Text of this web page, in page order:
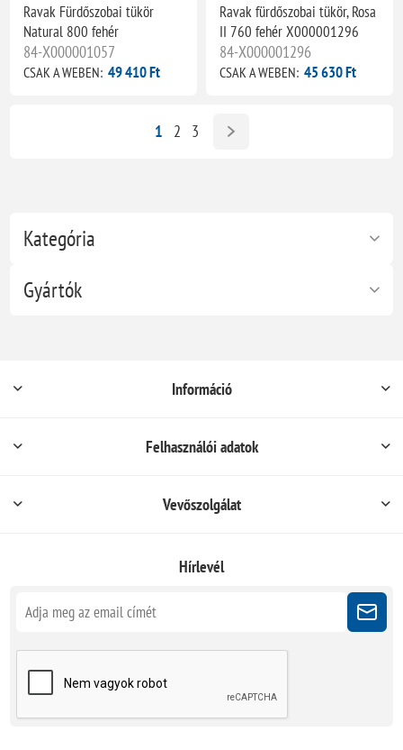
Kategória
Gyártók
Ravak Fürdőszobai tükör
Natural 800 fehér
84-X000001057
CSAK A WEBEN: 49 410 Ft
Ravak fürdőszobai tükör, Rosa
II 760 fehér X000001296
84-X000001296
CSAK A WEBEN: 45 630 Ft
1 2 3
Információ
Felhasználói adatok
Vevőszolgálat
Hírlevél